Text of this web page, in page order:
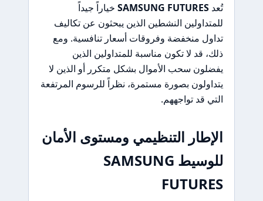
تُعدSAMSUNG FUTURES خياراً جيداً
للمتداولين النشطين الذين يبحثون عن تكاليف
تداول منخفضة وفروقات أسعار تنافسية. ومع
ذلك، قد لا تكون مناسبة للمتداولين الذين
يفضلون سحب الأموال بشكل متكرر أو الذين لا
يتداولون بصورة مستمرة، نظراً للرسوم المرتفعة
التي قد تواجههم.
الإطار التنظيمي ومستوى الأمان
للوسيط SAMSUNG
FUTURES